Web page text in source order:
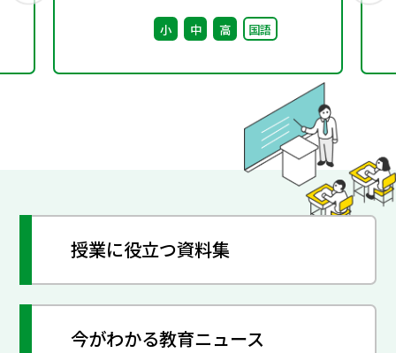
回） 配付資料
小 中 高 国語
授業に役立つ資料集
今がわかる教育ニュース